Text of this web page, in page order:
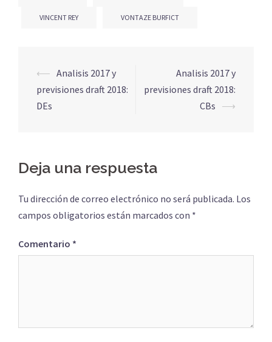
VINCENT REY VONTAZE BURFICT
Navegación
de
entradas
⟵ Analisis 2017 y
previsiones draft 2018:
DEs
Analisis 2017 y
previsiones draft 2018:
CBs ⟶
Deja una respuesta
Tu dirección de correo electrónico no será publicada. Los
campos obligatorios están marcados con *
Comentario *